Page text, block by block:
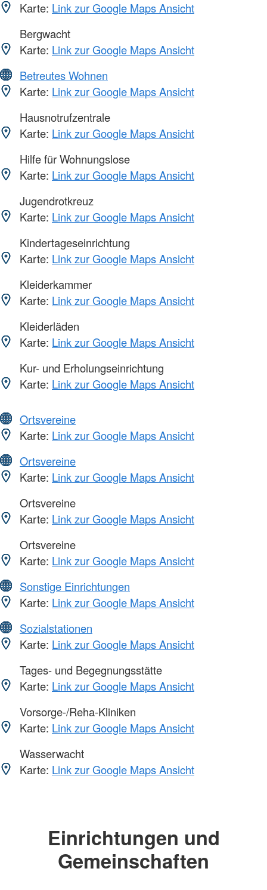
Karte: Link zur Google Maps Ansicht
Bergwacht
Karte: Link zur Google Maps Ansicht
Betreutes Wohnen
Karte: Link zur Google Maps Ansicht
Hausnotrufzentrale
Karte: Link zur Google Maps Ansicht
Hilfe für Wohnungslose
Karte: Link zur Google Maps Ansicht
Jugendrotkreuz
Karte: Link zur Google Maps Ansicht
Kindertageseinrichtung
Karte: Link zur Google Maps Ansicht
Kleiderkammer
Karte: Link zur Google Maps Ansicht
Kleiderläden
Karte: Link zur Google Maps Ansicht
Kur- und Erholungseinrichtung
Karte: Link zur Google Maps Ansicht
Ortsvereine
Karte: Link zur Google Maps Ansicht
Ortsvereine
Karte: Link zur Google Maps Ansicht
Ortsvereine
Karte: Link zur Google Maps Ansicht
Ortsvereine
Karte: Link zur Google Maps Ansicht
Sonstige Einrichtungen
Karte: Link zur Google Maps Ansicht
Sozialstationen
Karte: Link zur Google Maps Ansicht
Tages- und Begegnungsstätte
Karte: Link zur Google Maps Ansicht
Vorsorge-/Reha-Kliniken
Karte: Link zur Google Maps Ansicht
Wasserwacht
Karte: Link zur Google Maps Ansicht
Einrichtungen und
Gemeinschaften